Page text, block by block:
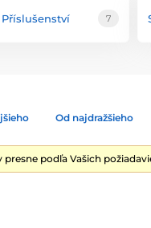
Příslušenství 7
Od najdražšieho
podľa Vašich